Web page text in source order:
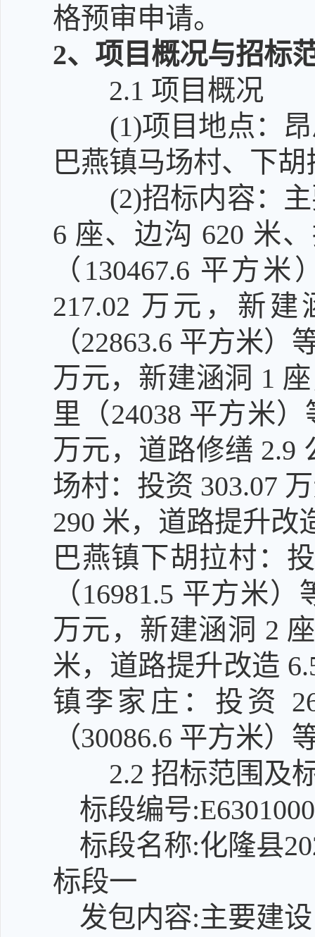
格预审申请。
2、项目概况与招标
2.1 项目概况
(1)项目地点：
巴燕镇马场村、下
(2)招标内容：
6 座、边沟 620 米
（130467.6 平方
217.02 万元，新
（22863.6 平方米
万元，新建涵洞 1
里（24038 平方米
万元，道路修缮 2.9
场村：投资 303.07
290 米，道路提升改
巴燕镇下胡拉村：
（16981.5 平方米
万元，新建涵洞 2
米，道路提升改造
镇李家庄：投资
（30086.6 平方米）
2.2 招标范围及
标段编号
标段名称:化隆县
标段一
发包内容:主要建